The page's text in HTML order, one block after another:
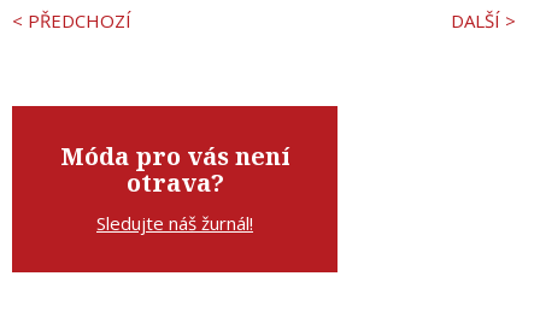
< PŘEDCHOZÍ DALŠÍ >
Móda pro vás není
otrava?
Sledujte náš žurnál!